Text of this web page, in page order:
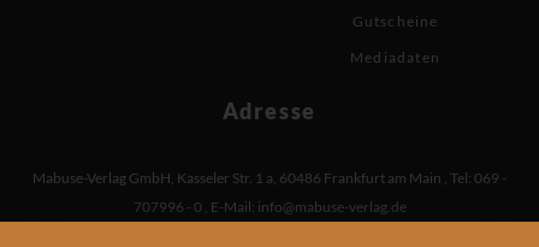
Gutscheine
Mediadaten
Adresse
Mabuse-Verlag GmbH, Kasseler Str. 1 a, 60486 Frankfurt am Main , Tel: 069 -
707996 - 0 , E-Mail: info@mabuse-verlag.de